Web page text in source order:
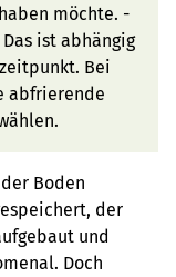
möchte. -
ist abhängig
Bei
abfrierende
Boden
der
und
Doch